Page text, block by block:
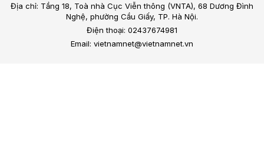
Địa chỉ: Tầng 18, Toà nhà Cục Viễn thông (VNTA), 68 Dương Đình
Nghệ, phường Cầu Giấy, TP. Hà Nội.
Điện thoại: 02437674981
Email: vietnamnet@vietnamnet.vn